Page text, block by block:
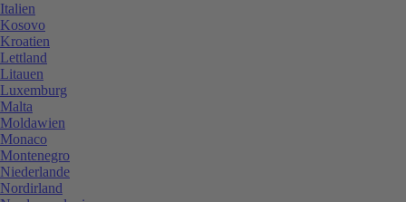
Italien
Kosovo
Kroatien
Lettland
Litauen
Luxemburg
Malta
Moldawien
Monaco
Montenegro
Niederlande
Nordirland